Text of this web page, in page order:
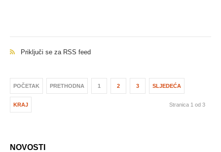
Priključi se za RSS feed
POČETAK PRETHODNA 1 2 3 SLJEDEĆA
KRAJ Stranica 1 od 3
NOVOSTI